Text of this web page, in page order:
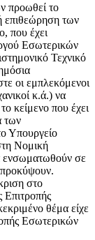
προωθεί το
επιθεώρηση των
που έχει
Εσωτερικών
Τεχνικό
οι εμπλεκόμενοι
κ.ά.) να
κείμενο που έχει
των
Υπουργείο
Νομική
ενσωματωθούν σε
προκύψουν.
στο
Επιτροπής
θέμα είχε
Εσωτερικών